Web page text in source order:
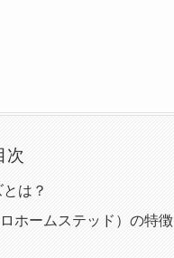
次
は？
ホームステッド）の特徴